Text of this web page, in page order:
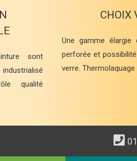
sont
qualité
CHOIX
Une gamme
perforée et
verre.